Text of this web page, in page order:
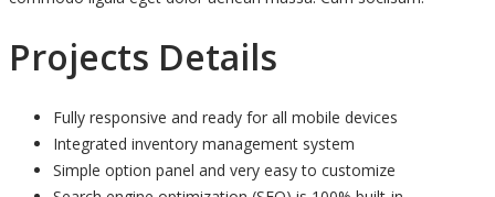
Projects Details
Fully responsive and ready for all mobile devices
Integrated inventory management system
Simple option panel and very easy to customize